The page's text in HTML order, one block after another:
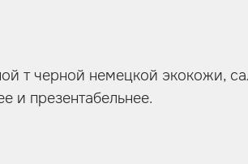
т черной немецкой экокожи,
и презентабельнее.